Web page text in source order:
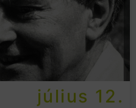
július 12.